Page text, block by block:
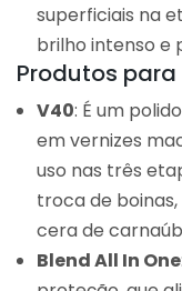
superficiais na
brilho intenso e
Produtos
V40: É um
em vernizes
uso nas três
troca de
cera de
Blend All In One